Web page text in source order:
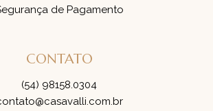
de Pagamento
CONTATO
(54) 98158.0304